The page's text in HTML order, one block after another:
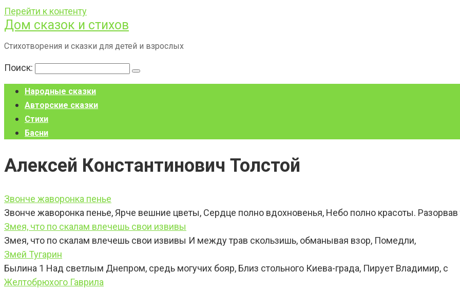
Перейти к контенту
Дом сказок и стихов
Стихотворения и сказки для детей и взрослых
Поиск:
Народные сказки
Авторские сказки
Стихи
Басни
Алексей Константинович Толстой
Звонче жаворонка пенье
Звонче жаворонка пенье, Ярче вешние цветы, Сердце полно вдохновенья, Небо полно красоты. Разорвав
Змея, что по скалам влечешь свои извивы
Змея, что по скалам влечешь свои извивы И между трав скользишь, обманывая взор, Помедли,
Змей Тугарин
Былина 1 Над светлым Днепром, средь могучих бояр, Близ стольного Киева-града, Пирует Владимир, с
Желтобрюхого Гаврила